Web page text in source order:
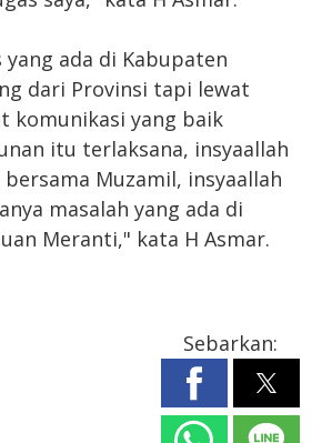
yang ada di Kabupaten
dari Provinsi tapi lewat
komunikasi yang baik
itu terlaksana, insyaallah
Muzamil, insyaallah
masalah yang ada di
Meranti," kata H Asmar.
Sebarkan: